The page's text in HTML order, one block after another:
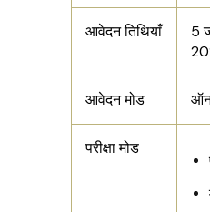
आवेदन तिथियाँ
5
आवेदन मोड
परीक्षा मोड